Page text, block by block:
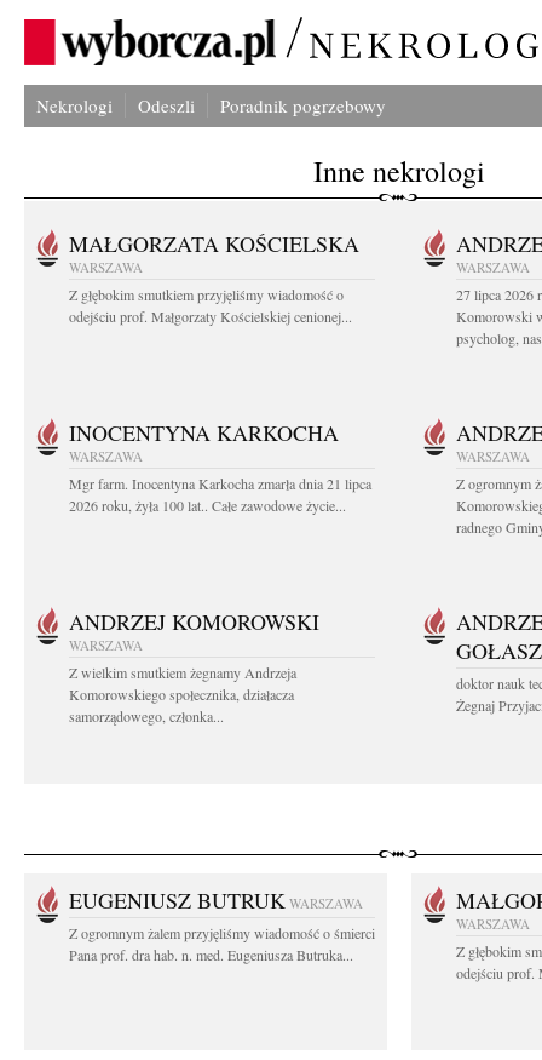
Nekrologi Odeszli Poradnik pogrzebowy
Inne nekrologi
MAŁGORZATA KOŚCIELSKA
WARSZAWA
Z głębokim smutkiem przyjęliśmy wiadomość o
odejściu prof. Małgorzaty Kościelskiej cenionej...
WARSZAWA
27 lipca 2026
Komorowski
psycholog,
INOCENTYNA KARKOCHA
WARSZAWA
Mgr farm. Inocentyna Karkocha zmarła dnia 21 lipca
2026 roku, żyła 100 lat.. Całe zawodowe życie...
WARSZAWA
Z ogromnym
radnego
ANDRZEJ KOMOROWSKI
WARSZAWA
Z wielkim smutkiem żegnamy Andrzeja
Komorowskiego społecznika, działacza
samorządowego, członka...
doktor nauk
Żegnaj
EUGENIUSZ BUTRUK WARSZAWA
Z ogromnym żalem przyjęliśmy wiadomość o śmierci
Pana prof. dra hab. n. med. Eugeniusza Butruka...
WARSZAWA
Z głębokim
odejściu prof.